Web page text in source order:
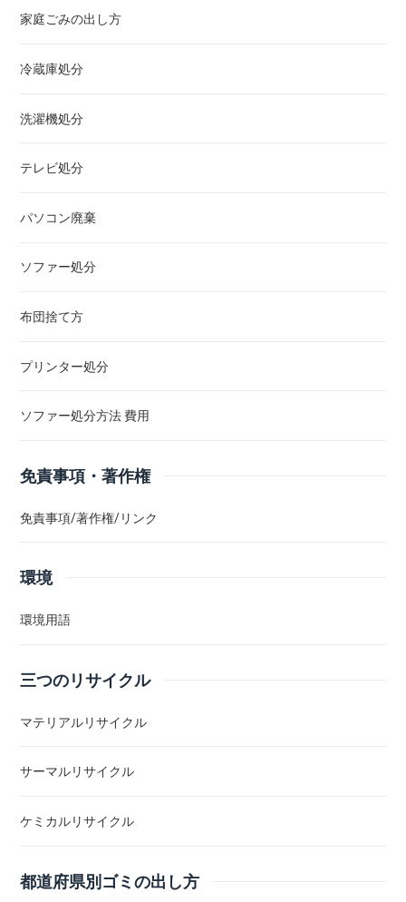
家庭ごみの出し方
冷蔵庫処分
洗濯機処分
テレビ処分
パソコン廃棄
ソファー処分
布団捨て方
プリンター処分
ソファー処分方法 費用
免責事項・著作権
免責事項/著作権/リンク
環境
環境用語
三つのリサイクル
マテリアルリサイクル
サーマルリサイクル
ケミカルリサイクル
都道府県別ゴミの出し方